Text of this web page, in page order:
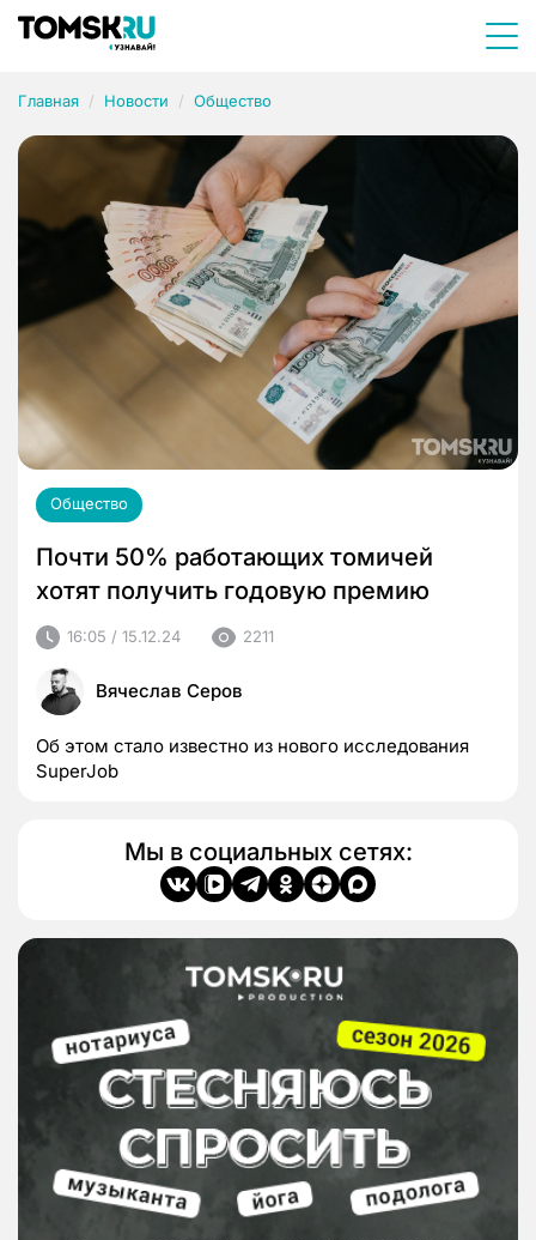
Главная Новости Общество
Общество
Почти 50% работающих томичей
хотят получить годовую премию
16:05 / 15.12.24 2211
Вячеслав Серов
Об этом стало известно из нового исследования
SuperJob
Мы в социальных сетях: